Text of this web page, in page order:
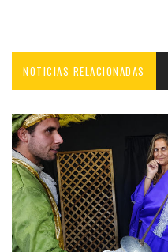
NOTICIAS RELACIONADAS